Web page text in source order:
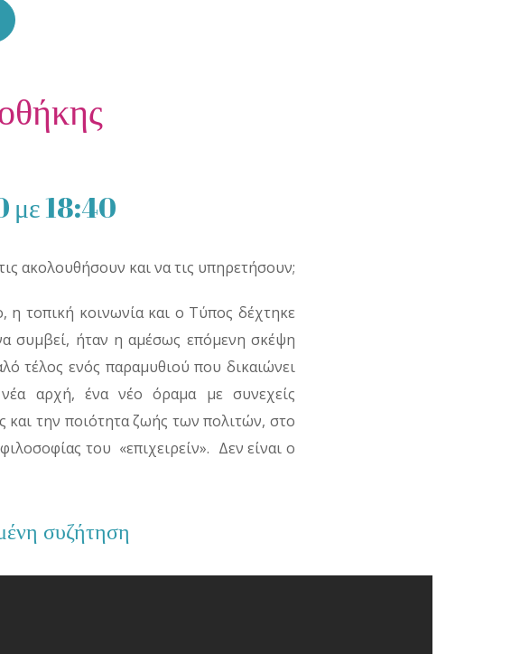
με 18:40
ακολουθήσουν και να τις υπηρετήσουν;
η τοπική κοινωνία και ο Τύπος δέχτηκε
συμβεί, ήταν η αμέσως επόμενη σκέψη
τέλος ενός παραμυθιού που δικαιώνει
αρχή, ένα νέο όραμα με συνεχείς
και την ποιότητα ζωής των πολιτών, στο
του «επιχειρείν». Δεν είναι ο
συζήτηση